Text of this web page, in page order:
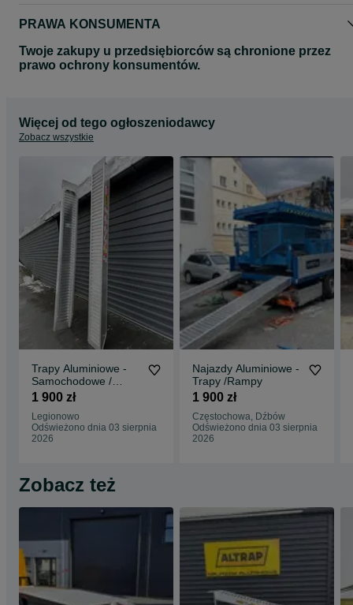
PRAWA KONSUMENTA
Twoje zakupy u przedsiębiorców są chronione przez
prawo ochrony konsumentów.
Więcej od tego ogłoszeniodawcy
Zobacz wszystkie
Trapy Aluminiowe -
Samochodowe /
Rampy / Najzady
1 900 zł
Legionowo
Odświeżono dnia 03 sierpnia
2026
Najazdy Aluminiowe -
Trapy /Rampy
1 900 zł
Częstochowa, Dźbów
Odświeżono dnia 03 sierpnia
2026
Zobacz też